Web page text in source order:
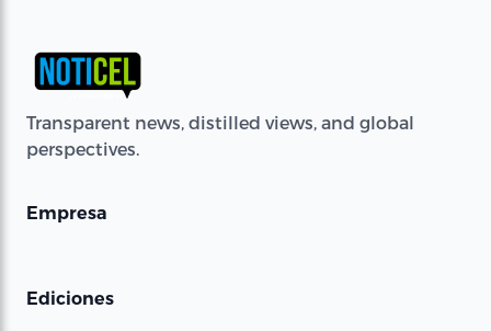
Transparent news, distilled views, and global
perspectives.
Empresa
Ediciones